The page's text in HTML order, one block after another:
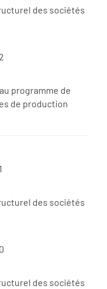
des sociétés
programme de
de production
des sociétés
des sociétés